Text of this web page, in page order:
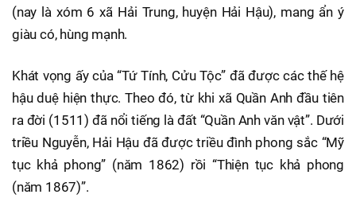
(nay là xóm 6 xã Hải Trung, huyện Hải Hậu), mang ẩn ý
giàu có, hùng mạnh.
Khát vọng ấy của “Tứ Tính, Cửu Tộc” đã được các thế hệ
hậu duệ hiện thực. Theo đó, từ khi xã Quần Anh đầu tiên
ra đời (1511) đã nổi tiếng là đất “Quần Anh văn vật”. Dưới
triều Nguyễn, Hải Hậu đã được triều đình phong sắc “Mỹ
tục khả phong” (năm 1862) rồi “Thiện tục khả phong
(năm 1867)”.